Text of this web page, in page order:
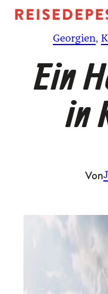
Zum
Georgien,
Ein
in
Von